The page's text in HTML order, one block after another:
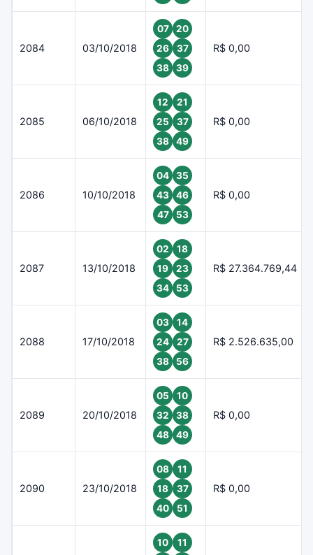
2084 03/10/2018
07
20
26
37
38
39
R$ 0,00
2085 06/10/2018
12
21
25
37
38
49
R$ 0,00
2086 10/10/2018
04
35
43
46
47
53
R$ 0,00
2087 13/10/2018
02
18
19
23
34
53
R$ 27.364.769,44
2088 17/10/2018
03
14
24
27
38
56
R$ 2.526.635,00
2089 20/10/2018
05
10
32
38
48
49
R$ 0,00
2090 23/10/2018
08
11
18
37
40
51
R$ 0,00
10
11